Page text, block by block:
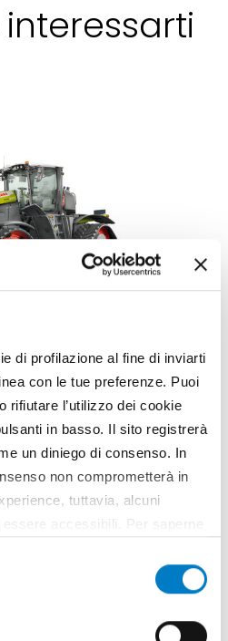
di profilazione al fine di inviarti
con le tue preferenze. Puoi
rifiutare l’utilizzo dei cookie
in basso. Il sito registrerà
un diniego di consenso. In
non comprometterà in
tuttavia, alcuni
accessibili. Per saperne
di alcuni di essi, ti
XERION 12: